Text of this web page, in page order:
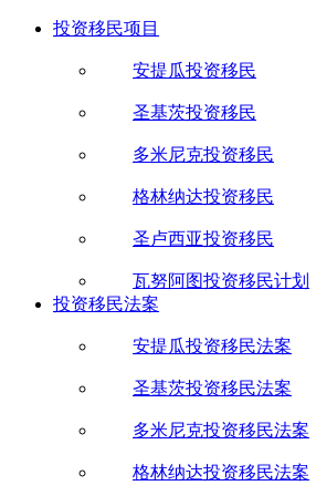
投资移民项目
安提瓜投资移民
圣基茨投资移民
多米尼克投资移民
格林纳达投资移民
圣卢西亚投资移民
瓦努阿图投资移民计划
投资移民法案
安提瓜投资移民法案
圣基茨投资移民法案
多米尼克投资移民法案
格林纳达投资移民法案